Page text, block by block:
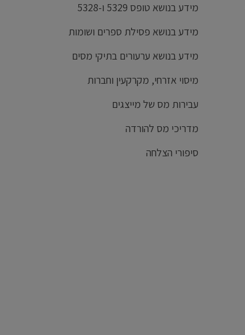
מידע בנושא טופס 5329 ו-5328
מידע בנושא פסילת ספרים ושומות
מידע בנושא ערעורים בתיקי מסים
מיסוי אזרחי, מקרקעין וחברות
עבירות מס של מייצגים
מדריכי מס להורדה
סיפורי הצלחה